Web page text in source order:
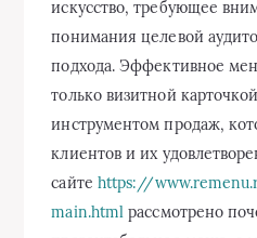
искусство, требующее
понимания целевой
подхода. Эффективное
только визитной
инструментом продаж,
клиентов и их
сайте https://
main.html рассмотрено